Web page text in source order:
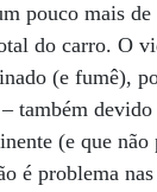
pouco mais
do carro. O
(e fumê),
também devido
(e que não
é problema